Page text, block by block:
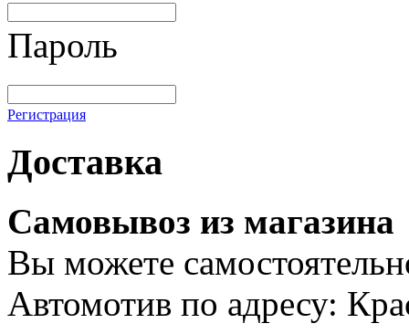
Пароль
Регистрация
Доставка
Самовывоз из магазина
Вы можете
Автомотив по адресу: